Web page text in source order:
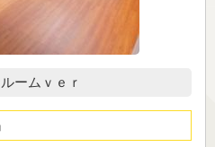
ームｖｅｒ